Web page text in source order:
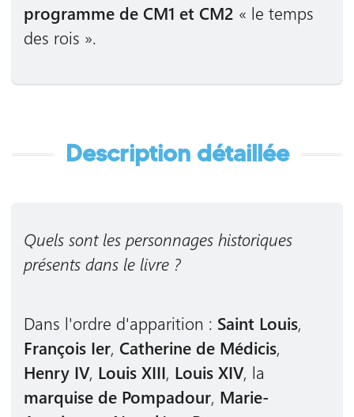
programme de CM1 et CM2 « le temps
des rois ».
Description détaillée
Quels sont les personnages historiques
présents dans le livre ?
Dans l'ordre d'apparition : Saint Louis,
François Ier, Catherine de Médicis,
Henry IV, Louis XIII, Louis XIV, la
marquise de Pompadour, Marie-